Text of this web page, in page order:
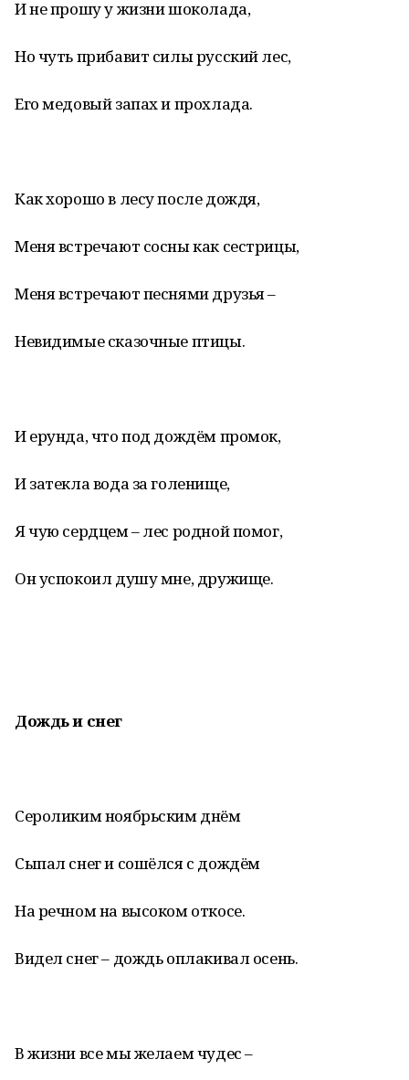
И не прошу у жизни шоколада,
Но чуть прибавит силы русский лес,
Его медовый запах и прохлада.
Как хорошо в лесу после дождя,
Меня встречают сосны как сестрицы,
Меня встречают песнями друзья –
Невидимые сказочные птицы.
И ерунда, что под дождём промок,
И затекла вода за голенище,
Я чую сердцем – лес родной помог,
Он успокоил душу мне, дружище.
Дождь и снег
Сероликим ноябрьским днём
Сыпал снег и сошёлся с дождём
На речном на высоком откосе.
Видел снег – дождь оплакивал осень.
В жизни все мы желаем чудес –